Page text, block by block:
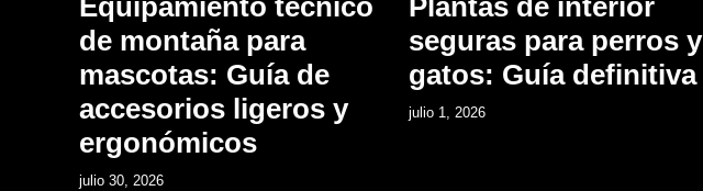
de montaña para
mascotas: Guía de
accesorios ligeros y
ergonómicos
julio 30, 2026
seguras para perros y
gatos: Guía definitiva
julio 1, 2026